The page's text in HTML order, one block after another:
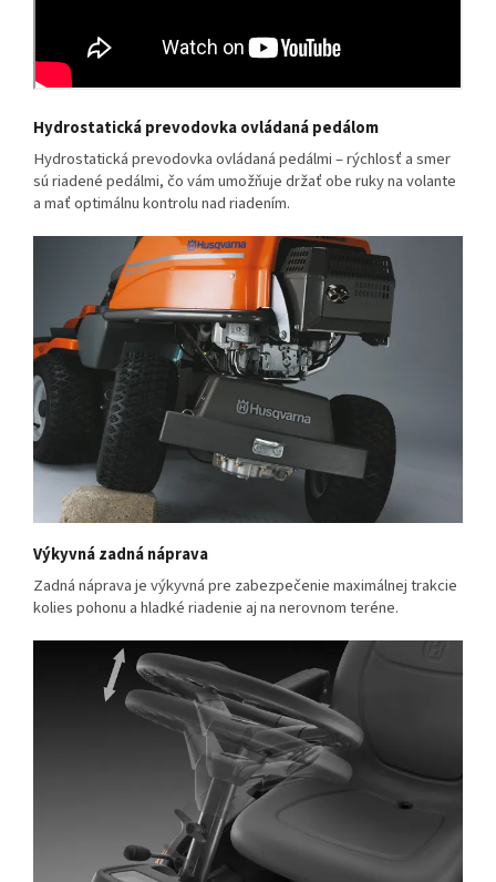
Hydrostatická prevodovka ovládaná pedálom
Hydrostatická prevodovka ovládaná pedálmi – rýchlosť a smer
sú riadené pedálmi, čo vám umožňuje držať obe ruky na volante
a mať optimálnu kontrolu nad riadením.
Výkyvná zadná náprava
Zadná náprava je výkyvná pre zabezpečenie maximálnej trakcie
kolies pohonu a hladké riadenie aj na nerovnom teréne.